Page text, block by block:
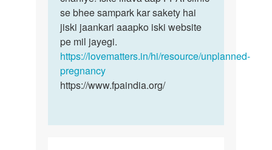
se bhee sampark kar sakety hai
jiski jaankari aaapko iski website
pe mil jayegi.
https://lovematters.in/hi/resource/unplanned-
pregnancy
https://www.fpaindia.org/